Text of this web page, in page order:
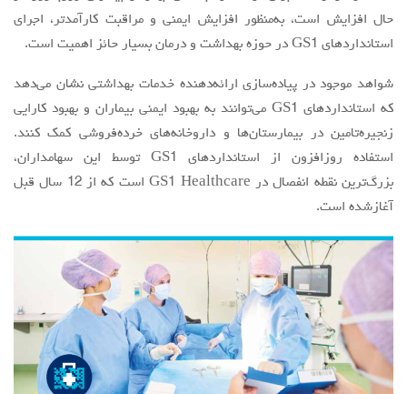
حال افزایش است، به‌منظور افزایش ایمنی و مراقبت کارآمدتر، اجرای
استانداردهای GS1 در حوزه بهداشت و درمان بسیار حائز اهمیت است.
شواهد موجود در پیاده‌سازی ارائه‌دهنده خدمات بهداشتی نشان می‌دهد
که استانداردهای GS1 می‌توانند به بهبود ایمنی بیماران و بهبود کارایی
زنجیره‌تامین در بیمارستان‌ها و داروخانه‌های خرده‌فروشی کمک کنند.
استفاده روزافزون از استانداردهای GS1 توسط این سهامداران،
بزرگ‌ترین نقطه انفصال در GS1 Healthcare است که از 12 سال قبل
آغازشده است.